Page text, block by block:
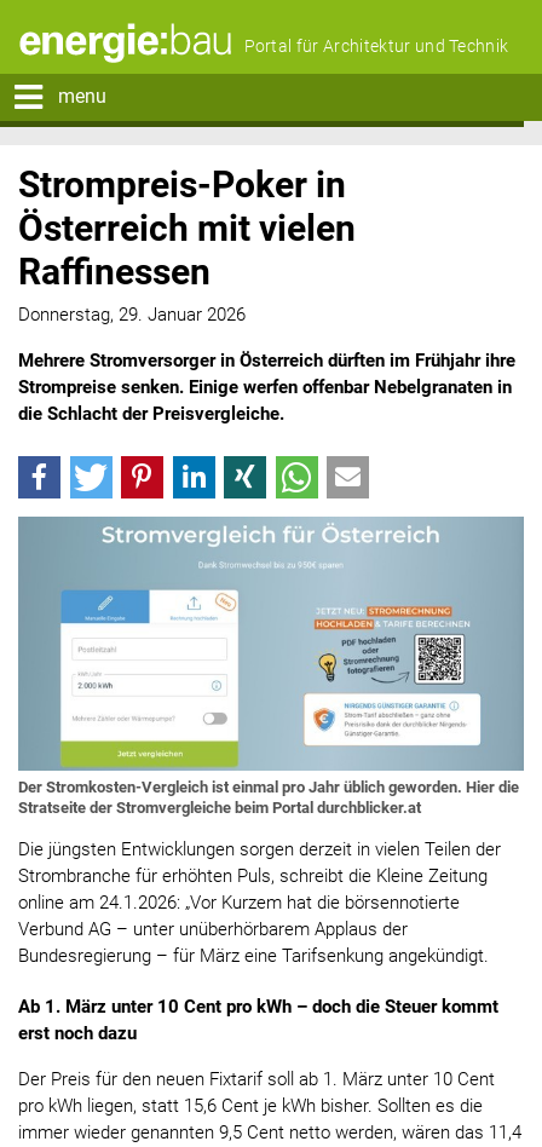
Portal für Architektur und Technik
menu
Strompreis-Poker in
Österreich mit vielen
Raffinessen
Donnerstag, 29. Januar 2026
Mehrere Stromversorger in Österreich dürften im Frühjahr ihre
Strompreise senken. Einige werfen offenbar Nebelgranaten in
die Schlacht der Preisvergleiche.
Der Stromkosten-Vergleich ist einmal pro Jahr üblich geworden. Hier die
Stratseite der Stromvergleiche beim Portal durchblicker.at
Die jüngsten Entwicklungen sorgen derzeit in vielen Teilen der
Strombranche für erhöhten Puls, schreibt die Kleine Zeitung
online am 24.1.2026: „Vor Kurzem hat die börsennotierte
Verbund AG – unter unüberhörbarem Applaus der
Bundesregierung – für März eine Tarifsenkung angekündigt.
Ab 1. März unter 10 Cent pro kWh – doch die Steuer kommt
erst noch dazu
Der Preis für den neuen Fixtarif soll ab 1. März unter 10 Cent
pro kWh liegen, statt 15,6 Cent je kWh bisher. Sollten es die
immer wieder genannten 9,5 Cent netto werden, wären das 11,4